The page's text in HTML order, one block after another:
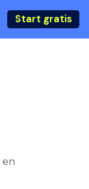
Start gratis
en